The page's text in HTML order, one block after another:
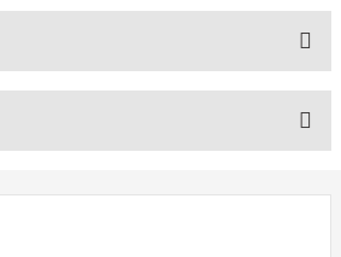
henüz soru sorulmamış.